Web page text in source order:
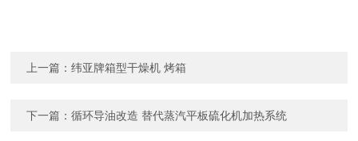
上一篇：纬亚牌箱型干燥机 烤箱
下一篇：循环导油改造 替代蒸汽平板硫化机加热系统